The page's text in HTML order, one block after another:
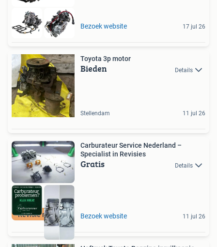
Bezoek website 17 jul 26
Toyota 3p motor
Bieden Details
Stellendam 11 jul 26
Revisie mogelijk
Carburateur Service Nederland –
Specialist in Revisies
Gratis Details
Bezoek website 11 jul 26